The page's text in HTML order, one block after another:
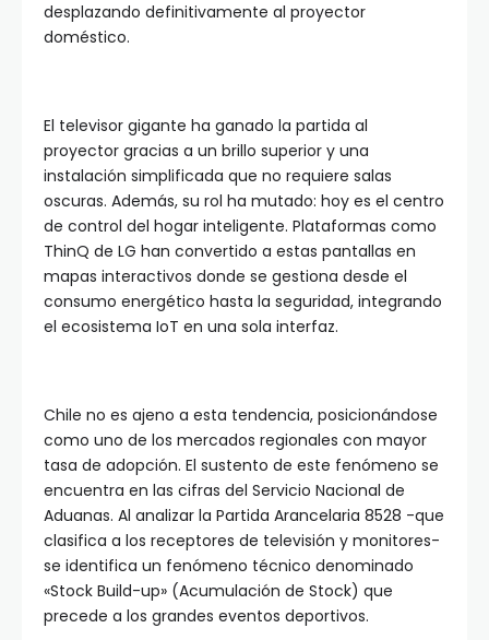
desplazando definitivamente al proyector
doméstico.
El televisor gigante ha ganado la partida al
proyector gracias a un brillo superior y una
instalación simplificada que no requiere salas
oscuras. Además, su rol ha mutado: hoy es el centro
de control del hogar inteligente. Plataformas como
ThinQ de LG han convertido a estas pantallas en
mapas interactivos donde se gestiona desde el
consumo energético hasta la seguridad, integrando
el ecosistema IoT en una sola interfaz.
Chile no es ajeno a esta tendencia, posicionándose
como uno de los mercados regionales con mayor
tasa de adopción. El sustento de este fenómeno se
encuentra en las cifras del Servicio Nacional de
Aduanas. Al analizar la Partida Arancelaria 8528 -que
clasifica a los receptores de televisión y monitores-
se identifica un fenómeno técnico denominado
«Stock Build-up» (Acumulación de Stock) que
precede a los grandes eventos deportivos.